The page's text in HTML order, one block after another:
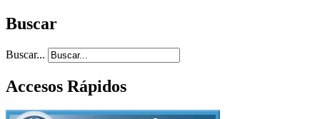
Buscar
Buscar...
Accesos Rápidos